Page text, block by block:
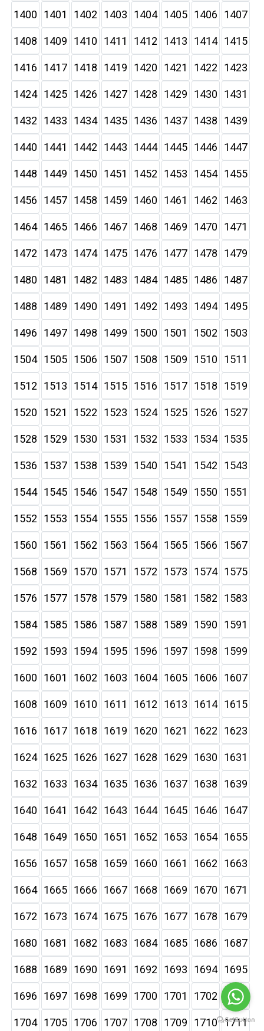
1400 1401 1402 1403 1404 1405 1406 1407
1408 1409 1410 1411 1412 1413 1414 1415
1416 1417 1418 1419 1420 1421 1422 1423
1424 1425 1426 1427 1428 1429 1430 1431
1432 1433 1434 1435 1436 1437 1438 1439
1440 1441 1442 1443 1444 1445 1446 1447
1448 1449 1450 1451 1452 1453 1454 1455
1456 1457 1458 1459 1460 1461 1462 1463
1464 1465 1466 1467 1468 1469 1470 1471
1472 1473 1474 1475 1476 1477 1478 1479
1480 1481 1482 1483 1484 1485 1486 1487
1488 1489 1490 1491 1492 1493 1494 1495
1496 1497 1498 1499 1500 1501 1502 1503
1504 1505 1506 1507 1508 1509 1510 1511
1512 1513 1514 1515 1516 1517 1518 1519
1520 1521 1522 1523 1524 1525 1526 1527
1528 1529 1530 1531 1532 1533 1534 1535
1536 1537 1538 1539 1540 1541 1542 1543
1544 1545 1546 1547 1548 1549 1550 1551
1552 1553 1554 1555 1556 1557 1558 1559
1560 1561 1562 1563 1564 1565 1566 1567
1568 1569 1570 1571 1572 1573 1574 1575
1576 1577 1578 1579 1580 1581 1582 1583
1584 1585 1586 1587 1588 1589 1590 1591
1592 1593 1594 1595 1596 1597 1598 1599
1600 1601 1602 1603 1604 1605 1606 1607
1608 1609 1610 1611 1612 1613 1614 1615
1616 1617 1618 1619 1620 1621 1622 1623
1624 1625 1626 1627 1628 1629 1630 1631
1632 1633 1634 1635 1636 1637 1638 1639
1640 1641 1642 1643 1644 1645 1646 1647
1648 1649 1650 1651 1652 1653 1654 1655
1656 1657 1658 1659 1660 1661 1662 1663
1664 1665 1666 1667 1668 1669 1670 1671
1672 1673 1674 1675 1676 1677 1678 1679
1680 1681 1682 1683 1684 1685 1686 1687
1688 1689 1690 1691 1692 1693 1694 1695
1696 1697 1698 1699 1700 1701 1702 1703
1704 1705 1706 1707 1708 1709 1710 1711